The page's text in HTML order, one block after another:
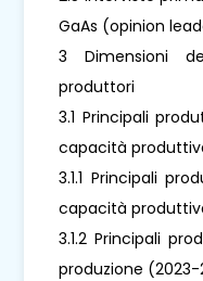
GaAs (opinion
3 Dimensioni
produttori
3.1 Principali
capacità
3.1.1 Principali
capacità
3.1.2 Principali
produzione (2023-